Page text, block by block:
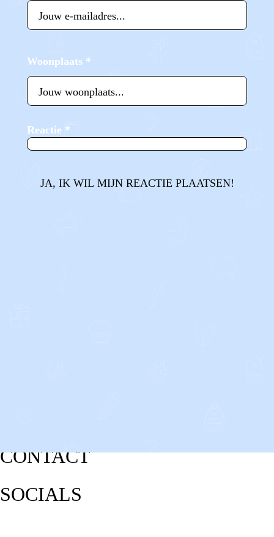
Woonplaats *
Reactie *
JA, IK WIL MIJN REACTIE PLAATSEN!
CONTACT
SOCIALS